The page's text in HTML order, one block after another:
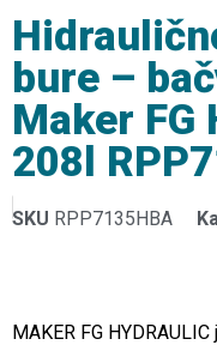
bure –
Maker FG
208l
SKU RPP7135HBA
MAKER FG